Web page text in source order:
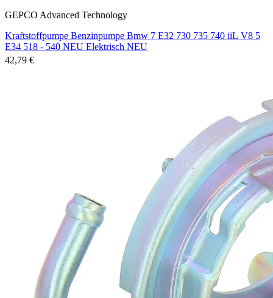
GEPCO Advanced Technology
Kraftstoffpumpe Benzinpumpe Bmw 7 E32 730 735 740 iiL V8 5
E34 518 - 540 NEU Elektrisch NEU
42,79 €